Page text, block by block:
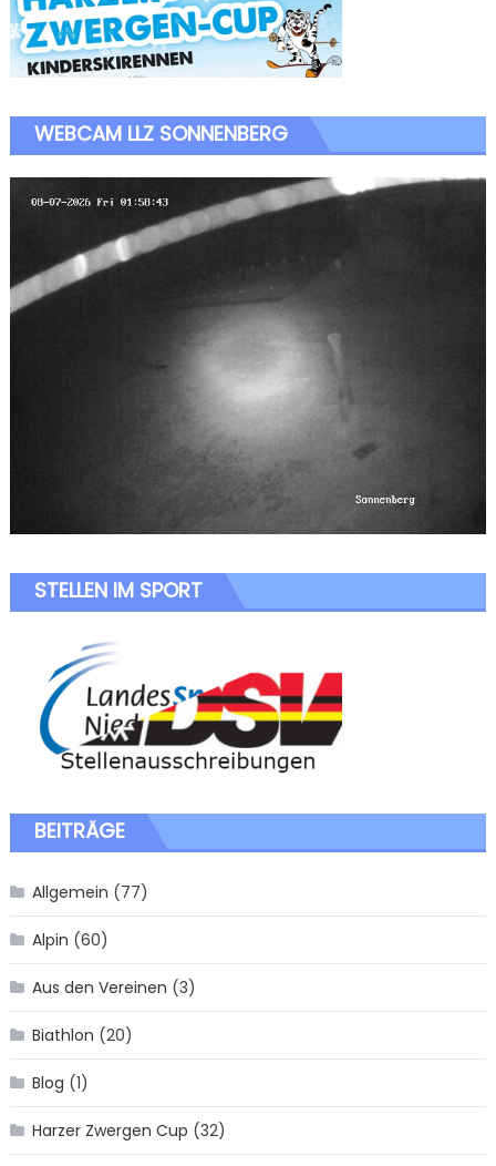
WEBCAM LLZ SONNENBERG
STELLEN IM SPORT
BEITRÄGE
Allgemein (77)
Alpin (60)
Aus den Vereinen (3)
Biathlon (20)
Blog (1)
Harzer Zwergen Cup (32)